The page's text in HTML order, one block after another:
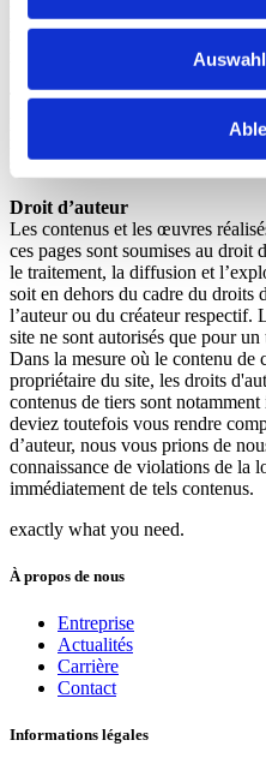
liées ont été contrôlées au
rapport à d’éventuelles
n’était reconnaissable au
Toutefois, un contrôle
pas raisonnable sans indice
nous aurons pris connaissance
supprimerons immédiatement
Droit d’auteur
Les contenus et les œuvres
ces pages sont soumises au
le traitement, la diffusion et
soit en dehors du cadre du droits
l’auteur ou du créateur respectif.
site ne sont autorisés que pour
Dans la mesure où le contenu de
propriétaire du site, les droits
contenus de tiers sont
deviez toutefois vous rendre
d’auteur, nous vous prions de
connaissance de violations de la
immédiatement de tels contenus.
exactly what you need.
À propos de nous
Entreprise
Actualités
Carrière
Contact
Informations légales